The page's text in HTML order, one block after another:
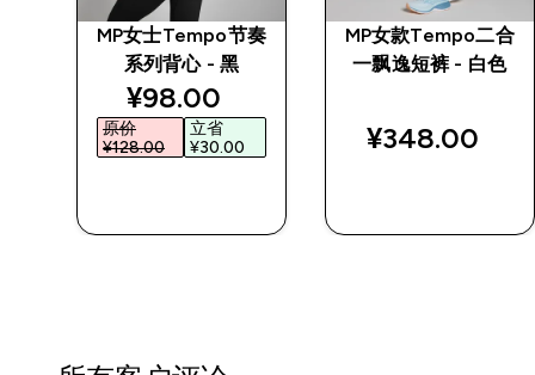
MP女士Tempo节奏
系列背心 - 黑
discounted price
¥98.00‎
原价
¥128.00‎
立省
¥30.00‎
MP女款Tempo二合
一飘逸短裤 - 白色
¥348.00‎